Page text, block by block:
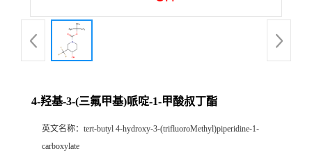
4-羟基-3-(三氟甲基)哌啶-1-甲酸叔丁酯
英文名称： tert-butyl 4-hydroxy-3-(trifluoroMethyl)piperidine-1-
carboxylate